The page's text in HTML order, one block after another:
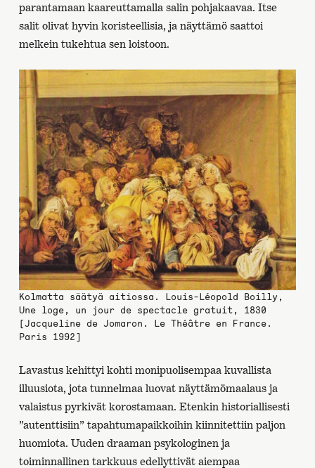
parantamaan kaareuttamalla salin pohjakaavaa. Itse
salit olivat hyvin koristeellisia, ja näyttämö saattoi
melkein tukehtua sen loistoon.
Kolmatta säätyä aitiossa. Louis-Léopold Boilly,
Une loge, un jour de spectacle gratuit, 1830
[Jacqueline de Jomaron. Le Théâtre en France.
Paris 1992]
Lavastus kehittyi kohti monipuolisempaa kuvallista
illuusiota, jota tunnelmaa luovat näyttämömaalaus ja
valaistus pyrkivät korostamaan. Etenkin historiallisesti
”autenttisiin” tapahtumapaikkoihin kiinnitettiin paljon
huomiota. Uuden draaman psykologinen ja
toiminnallinen tarkkuus edellyttivät aiempaa